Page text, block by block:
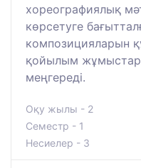
хореографиялық
көрсетуге
композицияларын
қойылым
меңгереді.
Оқу жылы - 2
Семестр - 1
Несиелер - 3